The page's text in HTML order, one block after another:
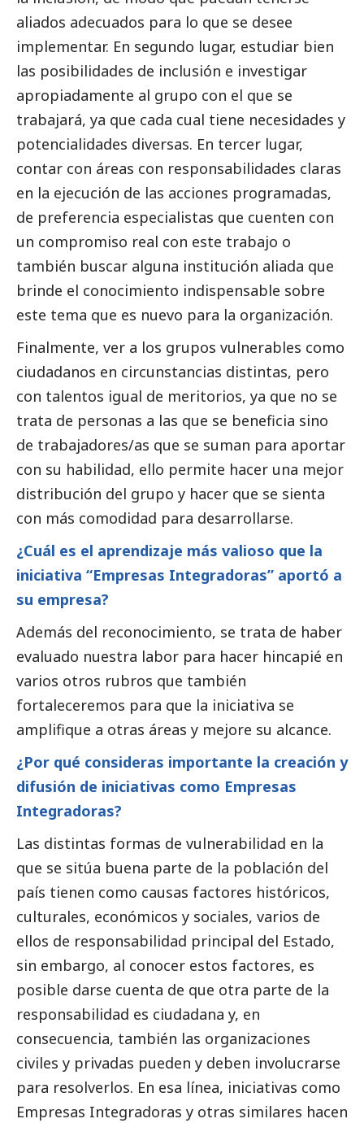
aliados adecuados para lo que se desee
implementar. En segundo lugar, estudiar bien
las posibilidades de inclusión e investigar
apropiadamente al grupo con el que se
trabajará, ya que cada cual tiene necesidades y
potencialidades diversas. En tercer lugar,
contar con áreas con responsabilidades claras
en la ejecución de las acciones programadas,
de preferencia especialistas que cuenten con
un compromiso real con este trabajo o
también buscar alguna institución aliada que
brinde el conocimiento indispensable sobre
este tema que es nuevo para la organización.
Finalmente, ver a los grupos vulnerables como
ciudadanos en circunstancias distintas, pero
con talentos igual de meritorios, ya que no se
trata de personas a las que se beneficia sino
de trabajadores/as que se suman para aportar
con su habilidad, ello permite hacer una mejor
distribución del grupo y hacer que se sienta
con más comodidad para desarrollarse.
¿Cuál es el aprendizaje más valioso que la
iniciativa “Empresas Integradoras” aportó a
su empresa?
Además del reconocimiento, se trata de haber
evaluado nuestra labor para hacer hincapié en
varios otros rubros que también
fortaleceremos para que la iniciativa se
amplifique a otras áreas y mejore su alcance.
¿Por qué consideras importante la creación y
difusión de iniciativas como Empresas
Integradoras?
Las distintas formas de vulnerabilidad en la
que se sitúa buena parte de la población del
país tienen como causas factores históricos,
culturales, económicos y sociales, varios de
ellos de responsabilidad principal del Estado,
sin embargo, al conocer estos factores, es
posible darse cuenta de que otra parte de la
responsabilidad es ciudadana y, en
consecuencia, también las organizaciones
civiles y privadas pueden y deben involucrarse
para resolverlos. En esa línea, iniciativas como
Empresas Integradoras y otras similares hacen